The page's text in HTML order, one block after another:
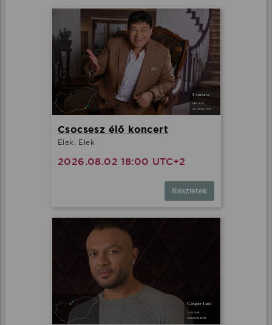
Csocsesz élő koncert
Elek, Elek
2026.08.02 18:00 UTC+2
Részletek